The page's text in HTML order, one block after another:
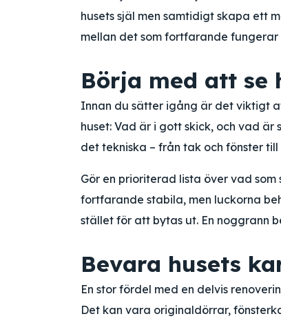
husets själ men samtidigt skapa ett
mellan det som fortfarande fungerar
Börja med att se
Innan du sätter igång är det viktigt
huset: Vad är i gott skick, och vad
det tekniska – från tak och fönster
Gör en prioriterad lista över vad
fortfarande stabila, men luckorna
stället för att bytas ut. En noggrann
Bevara husets
En stor fördel med en delvis
Det kan vara originaldörrar,